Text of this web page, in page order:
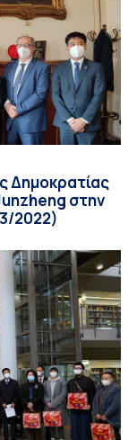
Δημοκρατίας
στην
2022)